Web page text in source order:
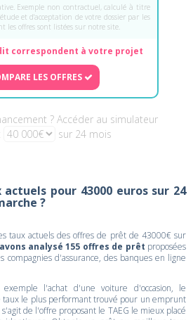
Exemple non contractuel, calculé à titre
et d'acceptation de votre dossier par les
les offres sont listées sur notre site.
correspondent à votre projet
LES OFFRES
? Accéder au simulateur
sur 24 mois
pour 43000 euros sur 24
?
taux actuels des offres de prêt de 43000€ sur
analysé 155 offres de prêt proposées
compagnies d'assurance, des banques en ligne
l'achat d'une voiture d'occasion, le
taux le plus performant trouvé pour un emprunt
de l'offre proposant le TAEG le mieux placé